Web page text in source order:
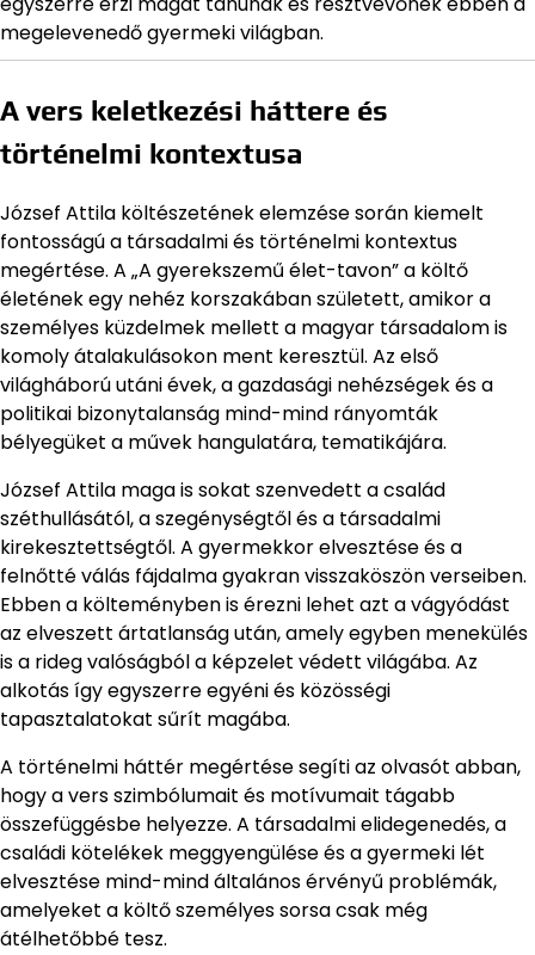
megelevenedő gyermeki világban.
A vers keletkezési háttere és
történelmi kontextusa
József Attila költészetének elemzése során kiemelt
fontosságú a társadalmi és történelmi kontextus
megértése. A „A gyerekszemű élet-tavon” a költő
életének egy nehéz korszakában született, amikor a
személyes küzdelmek mellett a magyar társadalom is
komoly átalakulásokon ment keresztül. Az első
világháború utáni évek, a gazdasági nehézségek és a
politikai bizonytalanság mind-mind rányomták
bélyegüket a művek hangulatára, tematikájára.
József Attila maga is sokat szenvedett a család
széthullásától, a szegénységtől és a társadalmi
kirekesztettségtől. A gyermekkor elvesztése és a
felnőtté válás fájdalma gyakran visszaköszön verseiben.
Ebben a költeményben is érezni lehet azt a vágyódást
az elveszett ártatlanság után, amely egyben menekülés
is a rideg valóságból a képzelet védett világába. Az
alkotás így egyszerre egyéni és közösségi
tapasztalatokat sűrít magába.
A történelmi háttér megértése segíti az olvasót abban,
hogy a vers szimbólumait és motívumait tágabb
összefüggésbe helyezze. A társadalmi elidegenedés, a
családi kötelékek meggyengülése és a gyermeki lét
elvesztése mind-mind általános érvényű problémák,
amelyeket a költő személyes sorsa csak még
átélhetőbbé tesz.